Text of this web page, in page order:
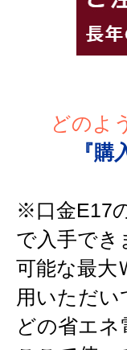
どのよ
『購
※口金E17
で入手でき
可能な最大
用いただ
どの省エ